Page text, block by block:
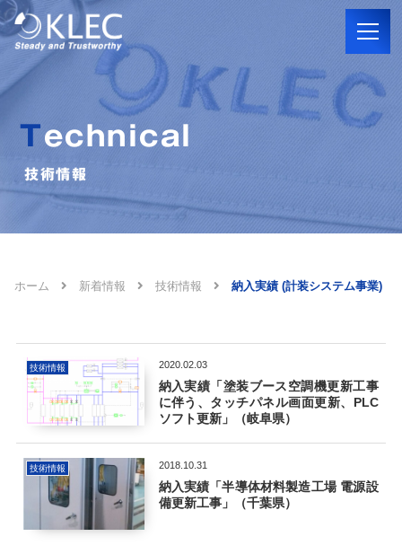
Technical
技術情報
ホーム 新着情報 技術情報 納入実績 (計装システム事業)
技術情報 2020.02.03
納入実績「塗装ブース空調機更新工事
に伴う、タッチパネル画面更新、PLC
ソフト更新」（岐阜県）
技術情報 2018.10.31
納入実績「半導体材料製造工場 電源設
備更新工事」（千葉県）